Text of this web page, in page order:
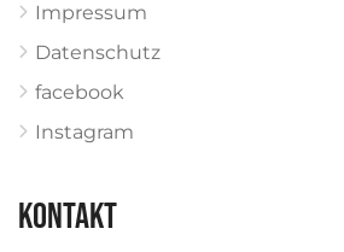
Impressum
Datenschutz
facebook
Instagram
KONTAKT